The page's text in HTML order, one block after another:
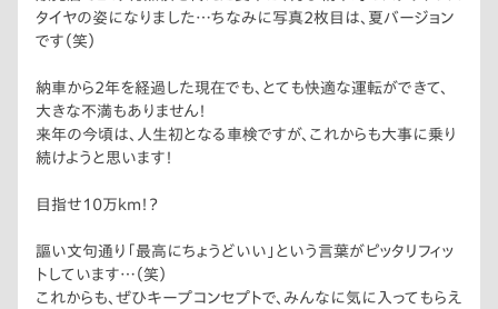
タイヤの姿になりました…ちなみに写真2枚目は、夏バージョン
です（笑）
納車から2年を経過した現在でも、とても快適な運転ができて、
大きな不満もありません！
来年の今頃は、人生初となる車検ですが、これからも大事に乗り
続けようと思います！
目指せ10万km！？
謳い文句通り「最高にちょうどいい」という言葉がピッタリフィッ
トしています…（笑）
これからも、ぜひキープコンセプトで、みんなに気に入ってもらえ